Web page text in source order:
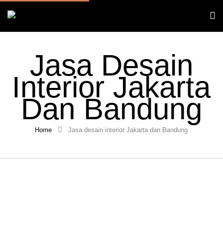
Jasa Desain
Interior Jakarta
Dan Bandung
Home Jasa desain interior Jakarta dan Bandung